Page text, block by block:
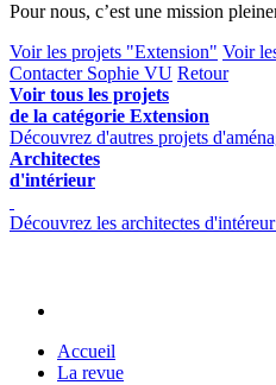
Pour nous, c’est une mission
Voir les projets "Extension" Voir
Contacter Sophie VU Retour
Voir tous les projets
de la catégorie Extension
Découvrez d'autres projets
Architectes
d'intérieur
Découvrez les architectes
Accueil
La revue